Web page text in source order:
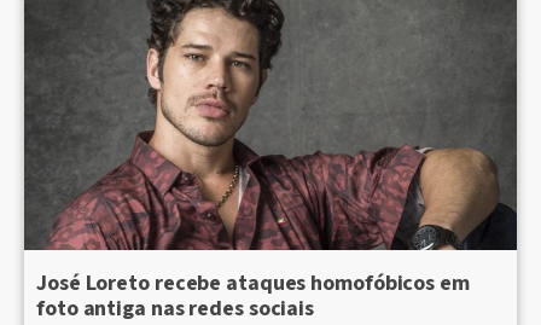
José Loreto recebe ataques homofóbicos em
foto antiga nas redes sociais